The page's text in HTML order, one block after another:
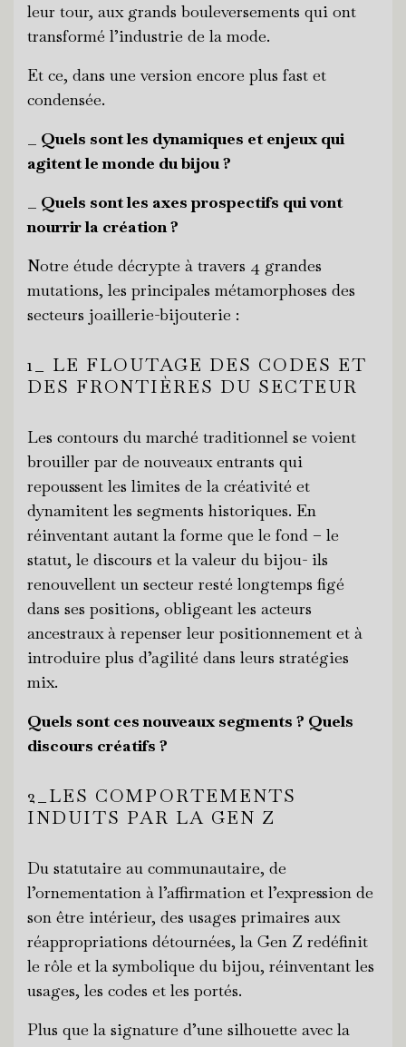
leur tour, aux grands bouleversements qui ont
transformé l’industrie de la mode.
Et ce, dans une version encore plus fast et
condensée.
_ Quels sont les dynamiques et enjeux qui
agitent le monde du bijou ?
_ Quels sont les axes prospectifs qui vont
nourrir la création ?
Notre étude décrypte à travers 4 grandes
mutations, les principales métamorphoses des
secteurs joaillerie-bijouterie :
1_ LE FLOUTAGE DES CODES ET
DES FRONTIÈRES DU SECTEUR
Les contours du marché traditionnel se voient
brouiller par de nouveaux entrants qui
repoussent les limites de la créativité et
dynamitent les segments historiques. En
réinventant autant la forme que le fond – le
statut, le discours et la valeur du bijou- ils
renouvellent un secteur resté longtemps figé
dans ses positions, obligeant les acteurs
ancestraux à repenser leur positionnement et à
introduire plus d’agilité dans leurs stratégies
mix.
Quels sont ces nouveaux segments ? Quels
discours créatifs ?
2_LES COMPORTEMENTS
INDUITS PAR LA GEN Z
Du statutaire au communautaire, de
l’ornementation à l’affirmation et l’expression de
son être intérieur, des usages primaires aux
réappropriations détournées, la Gen Z redéfinit
le rôle et la symbolique du bijou, réinventant les
usages, les codes et les portés.
Plus que la signature d’une silhouette avec la